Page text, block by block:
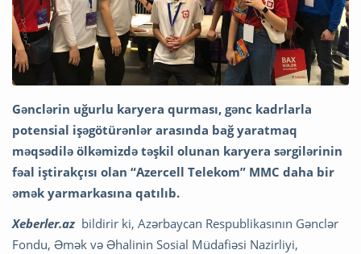
Gənclərin uğurlu karyera qurması, gənc kadrlarla
potensial işəgötürənlər arasında bağ yaratmaq
məqsədilə ölkəmizdə təşkil olunan karyera sərgilərinin
fəal iştirakçısı olan “Azercell Telekom” MMC daha bir
əmək yarmarkasına qatılıb.
Xeberler.az bildirir ki, Azərbaycan Respublikasının Gənclər
Fondu, Əmək və Əhalinin Sosial Müdafiəsi Nazirliyi,